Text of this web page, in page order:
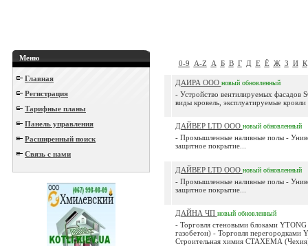
Меню
Главная
Регистрация
Тарифные планы
Панель управления
Расширенный поиск
Связь с нами
0-9 A-Z А Б В Г Д Е Ё Ж З И К
ДАИРА ООО новый обновленный
- Устройство вентилируемых фасадов
виды кровель, эксплуатируемые
ДАЙВЕР LTD ООО новый обновленный
- Промышленные наливные полы -
защитное покрытие...
ДАЙВЕР LTD ООО новый обновленный
- Промышленные наливные полы -
защитное покрытие...
ДАЙНА ЧП новый обновленный
- Торговля стеновыми блоками YTONG
газобетон) - Торговля перегородками
Строительная химия СТАХЕМА